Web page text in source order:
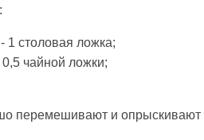
1 столовая ложка;
чайной ложки;
перемешивают и опрыскивают